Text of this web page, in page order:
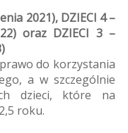
2021), DZIECI 4 –
oraz DZIECI 3 –
do korzystania
a w szczególnie
dzieci, które na
roku.